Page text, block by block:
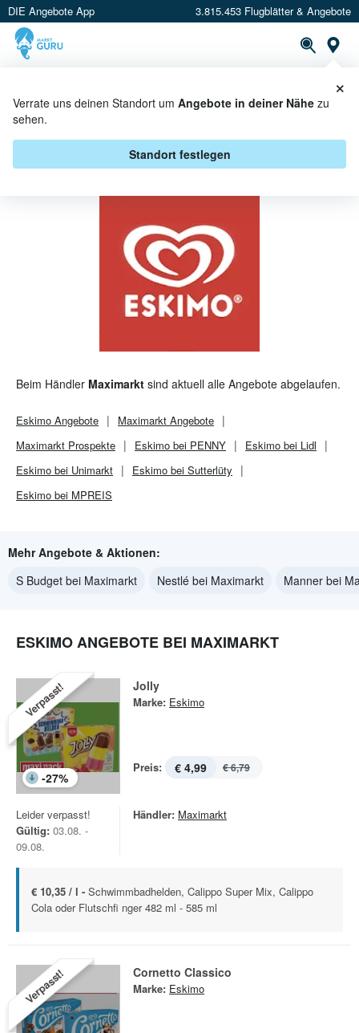
DIE Angebote App 3.815.453 Flugblätter & Angebote
Verrate uns deinen Standort um Angebote in deiner Nähe zu
sehen.
Standort festlegen
×
ESKIMO BEI MAXIMARKT -
ANGEBOTE & AKTIONEN
Beim Händler Maximarkt sind aktuell alle Angebote abgelaufen.
Eskimo Angebote Maximarkt Angebote
Maximarkt Prospekte Eskimo bei PENNY
Eskimo bei Lidl
Eskimo bei Unimarkt
Eskimo bei Sutterlüty
Eskimo bei MPREIS
Mehr Angebote & Aktionen:
S Budget bei Maximarkt
Nestlé bei Maximarkt Manner bei
ESKIMO ANGEBOTE BEI MAXIMARKT
Verpasst!
-27%
Jolly
Marke: Eskimo
Preis: € 4,99 € 6,79
Leider verpasst!
Gültig: 03.08. -
09.08.
Händler: Maximarkt
€ 10,35 / l - Schwimmbadhelden, Calippo Super Mix, Calippo
Cola oder Flutschfi nger 482 ml - 585 ml
Verpasst! Cornetto Classico
Marke: Eskimo